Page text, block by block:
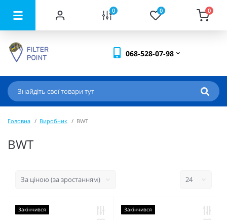
0 0 0
068-528-07-98
Головна Виробник BWT
BWT
Закінчився Закінчився